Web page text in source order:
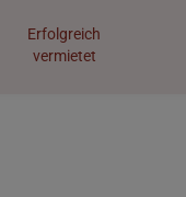
Erfolgreich
vermietet